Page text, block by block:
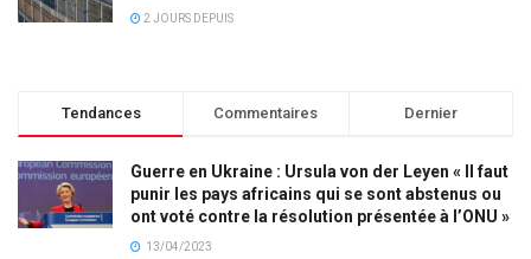
2 JOURS DEPUIS
Tendances Commentaires Dernier
Guerre en Ukraine : Ursula von der Leyen « Il faut
punir les pays africains qui se sont abstenus ou
ont voté contre la résolution présentée à l’ONU »
13/04/2023